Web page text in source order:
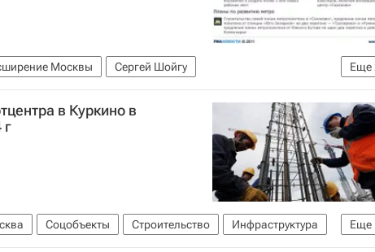
Еще
Москвы
Сергей Шойгу
Россия
в Куркино в
г
Еще
Соцобъекты Строительство
Инфраструктура